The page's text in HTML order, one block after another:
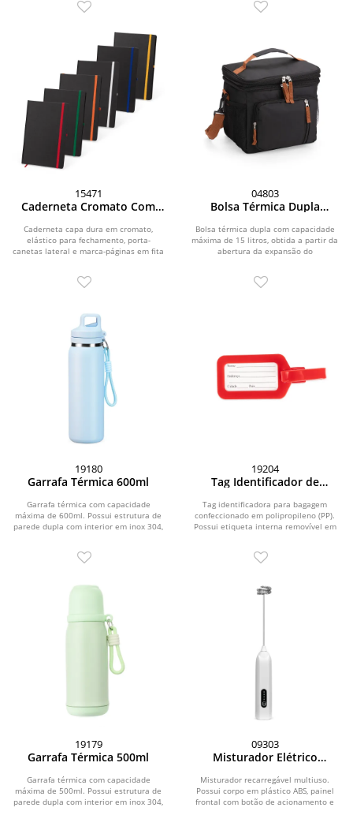
15471
Caderneta Cromato Com
Caderneta capa dura em cromato,
elástico para fechamento, porta-
canetas lateral e marca-páginas em fita
04803
Bolsa Térmica Dupla
Bolsa térmica dupla com capacidade
máxima de 15 litros, obtida a partir da
abertura da expansão do
19180
Garrafa Térmica 600ml
Garrafa térmica com capacidade
máxima de 600ml. Possui estrutura de
parede dupla com interior em inox 304,
19204
Tag Identificador de
Tag identificadora para bagagem
confeccionado em polipropileno (PP).
Possui etiqueta interna removível em
19179
Garrafa Térmica 500ml
Garrafa térmica com capacidade
máxima de 500ml. Possui estrutura de
parede dupla com interior em inox 304,
09303
Misturador Elétrico
Misturador recarregável multiuso.
Possui corpo em plástico ABS, painel
frontal com botão de acionamento e